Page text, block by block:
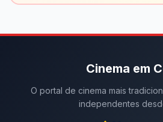
Cinema em
O portal de cinema mais
independentes